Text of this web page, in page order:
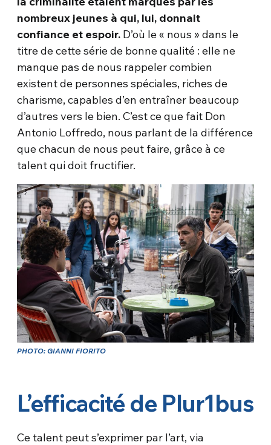
nombreux jeunes à qui, lui, donnait
confiance et espoir. D’où le « nous » dans le
titre de cette série de bonne qualité : elle ne
manque pas de nous rappeler combien
existent de personnes spéciales, riches de
charisme, capables d’en entraîner beaucoup
d’autres vers le bien. C’est ce que fait Don
Antonio Loffredo, nous parlant de la différence
que chacun de nous peut faire, grâce à ce
talent qui doit fructifier.
PHOTO: GIANNI FIORITO
L’efficacité de Plur1bus
Ce talent peut s’exprimer par l’art, via